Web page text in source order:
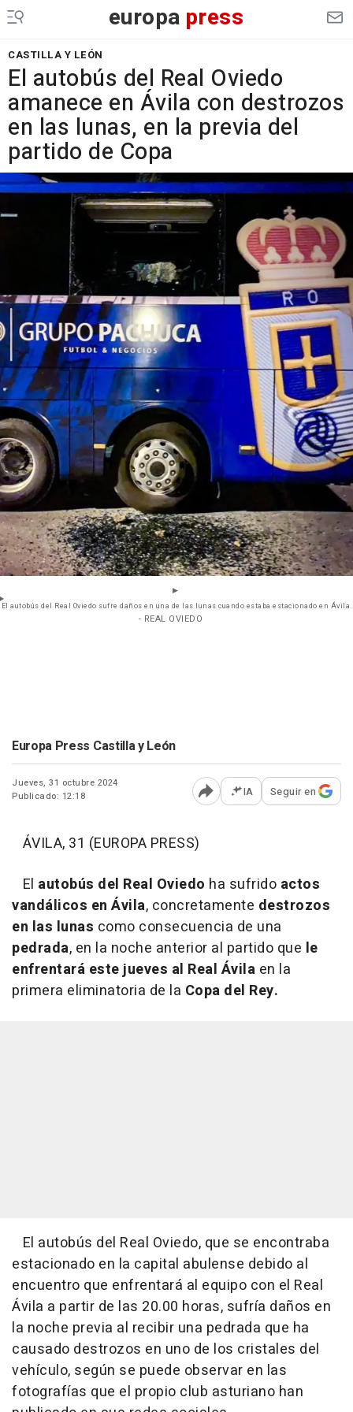
europa press
CASTILLA Y LEÓN
El autobús del Real Oviedo
amanece en Ávila con destrozos
en las lunas, en la previa del
partido de Copa
El autobús del Real Oviedo sufre daños en una de las lunas cuando estaba estacionado en Ávila.
- REAL OVIEDO
Europa Press Castilla y León
Jueves, 31 octubre 2024
Publicado: 12:18
Abrir opciones para
IA Seguir en
ÁVILA, 31 (EUROPA PRESS)
El autobús del Real Oviedo ha sufrido actos
vandálicos en Ávila, concretamente destrozos
en las lunas como consecuencia de una
pedrada, en la noche anterior al partido que le
enfrentará este jueves al Real Ávila en la
primera eliminatoria de la Copa del Rey.
El autobús del Real Oviedo, que se encontraba
estacionado en la capital abulense debido al
encuentro que enfrentará al equipo con el Real
Ávila a partir de las 20.00 horas, sufría daños en
la noche previa al recibir una pedrada que ha
causado destrozos en uno de los cristales del
vehículo, según se puede observar en las
fotografías que el propio club asturiano han